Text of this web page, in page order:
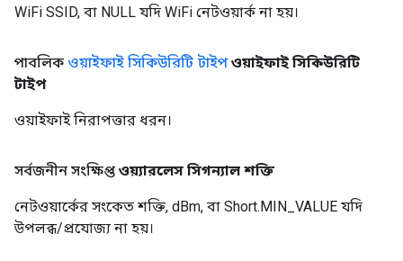
WiFi SSID, বা NULL যদি WiFi নেটওয়ার্ক না হয়।
পাবলিক ওয়াইফাই সিকিউরিটি টাইপ ওয়াইফাই সিকিউরিটি
টাইপ
ওয়াইফাই নিরাপত্তার ধরন।
সর্বজনীন সংক্ষিপ্ত ওয়্যারলেস সিগন্যাল শক্তি
নেটওয়ার্কের সংকেত শক্তি, dBm, বা Short.MIN_VALUE যদি
উপলব্ধ/প্রযোজ্য না হয়।